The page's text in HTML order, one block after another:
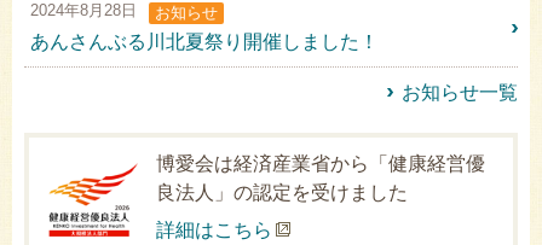
2024年8月28日 お知らせ
あんさんぶる川北夏祭り開催しました！
お知らせ一覧
博愛会は経済産業省から「健康経営優
良法人」の認定を受けました
詳細はこちら